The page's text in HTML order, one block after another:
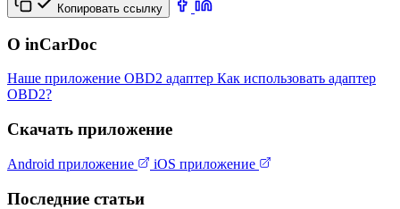
Копировать ссылку
О inCarDoc
Наше приложение OBD2 адаптер Как использовать адаптер
OBD2?
Скачать приложение
Android приложение iOS приложение
Последние статьи